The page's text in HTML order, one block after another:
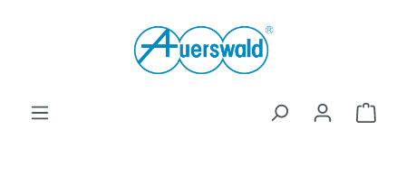
Zum Hauptinhalt springen